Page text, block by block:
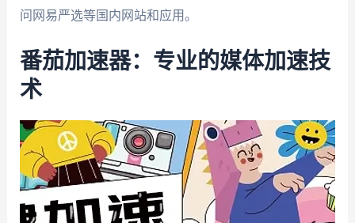
问网易严选等国内网站和应用。
番茄加速器：专业的媒体加速技
术